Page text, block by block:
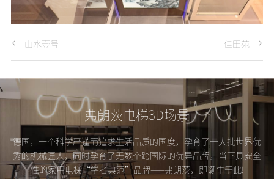
山水壹号 佳田苑
弗朗茨电梯3D场景
德国，一个科学严谨而追求生活品质的国度，孕育了一大批世界优
秀的机械匠人，同时孕育了无数个跨国际的优异品牌，当下具安全
性的家用电梯“学者典范”品牌——弗朗茨，即诞生于此!